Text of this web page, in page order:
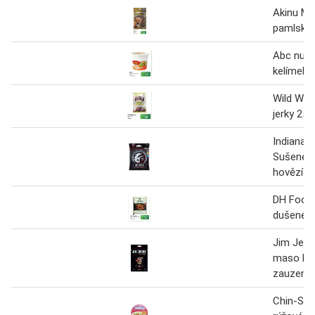
Akinu
pamlsky
Abc
kelímek
Wild
jerky 25
Indiana
Sušené
hovězí
DH
dušené
Jim
maso
zauzené
Chin-Su